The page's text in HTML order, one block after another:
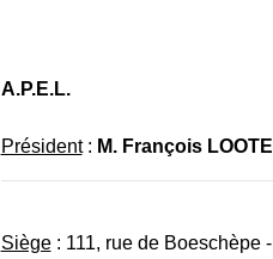
A.P.E.L.
Président: M. François
Siège: 111, rue de Boeschèpe